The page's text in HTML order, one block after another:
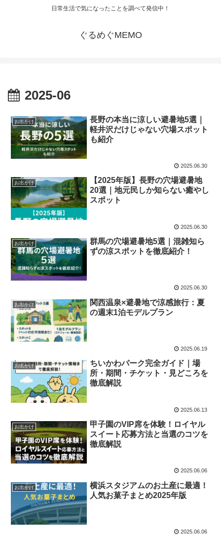
日常生活で気になったことを調べて発信中！
ぐるめぐMEMO
2025-06
お出かけ
長野の本当に涼しい避暑地5選｜
軽井沢だけじゃない穴場スポット
も紹介
2025.06.30
お出かけ
【2025年版】長野の穴場避暑地
20選｜地元民しか知らない癒やし
スポット
2025.06.30
お出かけ
群馬の穴場避暑地5選｜混雑知ら
ずの涼スポットを徹底紹介！
2025.06.30
お出かけ
関西温泉×避暑地で涼感旅行：夏
の週末1泊モデルプラン
2025.06.19
お出かけ
ちいかわパーク完全ガイド｜場
所・期間・チケット・見どころを
徹底解説
2025.06.13
お出かけ
甲子園のVIP席を体験！ロイヤル
スイート応募方法と当選のコツを
徹底解説
2025.06.06
お出かけ
横浜スタジアムのお土産に最適！
人気お菓子まとめ2025年版
2025.06.06